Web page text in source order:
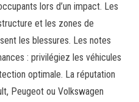
lors d’un impact. Les
et les zones de
les blessures. Les notes
: privilégiez les véhicules
optimale. La réputation
Peugeot ou Volkswagen